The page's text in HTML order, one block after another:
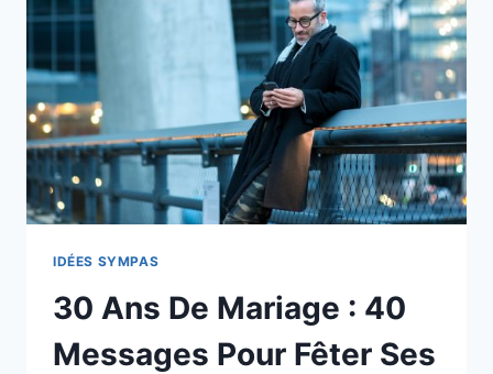
IDÉES SYMPAS
30 Ans De Mariage : 40
Messages Pour Fêter Ses